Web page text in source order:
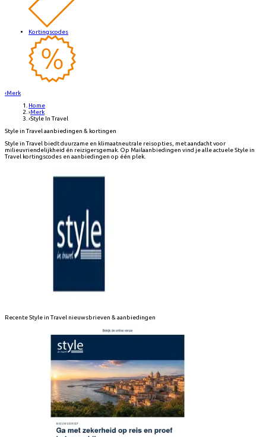
Kortingscodes
‹Merk
Home
›Merk
›Style In Travel
Style in Travel aanbiedingen & kortingen
Style in Travel biedt duurzame en klimaatneutrale reisopties, met aandacht voor
milieuvriendelijkheid én reizigersgemak. Op Mailaanbiedingen vind je alle actuele Style in
Travel kortingscodes en aanbiedingen op één plek.
RecenteStyle in Travel nieuwsbrieven & aanbiedingen